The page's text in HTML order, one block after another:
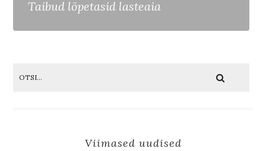
Taibud lõpetasid lasteaia
Viimased uudised